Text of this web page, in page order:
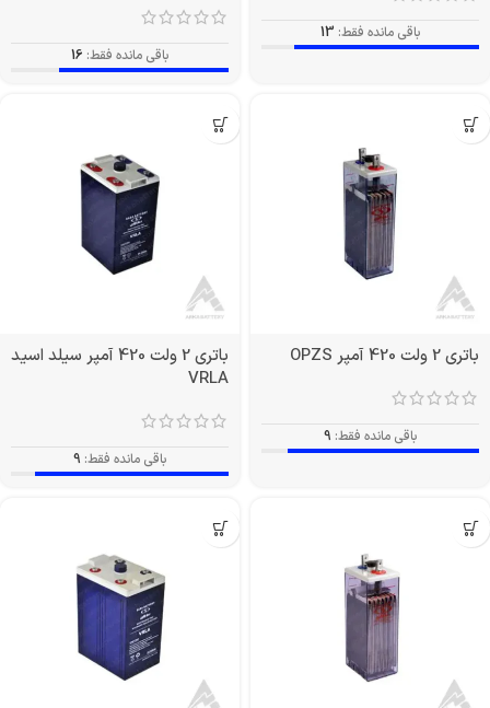
باقی مانده فقط: 13
باقی مانده فقط: 16
باتری 2 ولت 420 آمپر OPZS
باقی مانده فقط: 9
باتری 2 ولت 420 آمپر سیلد اسید
VRLA
باقی مانده فقط: 9